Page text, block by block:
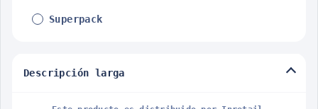
Superpack
Descripción larga